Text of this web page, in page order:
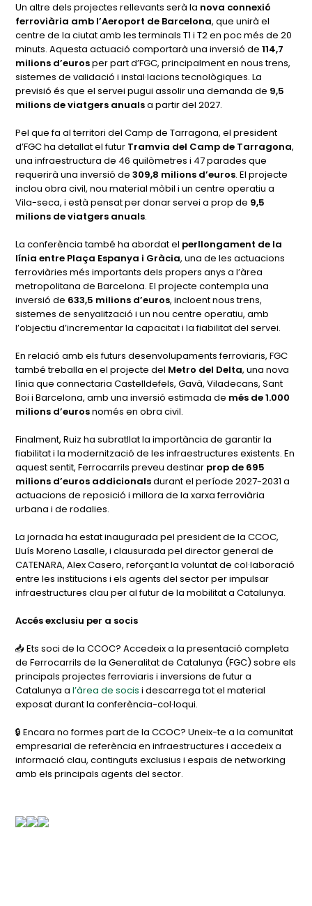
Un altre dels projectes rellevants serà la nova connexió
ferroviària amb l’Aeroport de Barcelona, que unirà el
centre de la ciutat amb les terminals T1 i T2 en poc més de 20
minuts. Aquesta actuació comportarà una inversió de114,7
milions d’eurosper part d’FGC, principalment en nous trens,
sistemes de validació i instal·lacions tecnològiques. La
previsió és que el servei pugui assolir una demanda de 9,5
milions de viatgers anualsa partir del 2027.
Pel que fa al territori del Camp de Tarragona, el president
d’FGC ha detallat el futur Tramvia del Camp de Tarragona,
una infraestructura de 46 quilòmetres i 47 parades que
requerirà una inversió de309,8 milions d’euros. El projecte
inclou obra civil, nou material mòbil i un centre operatiu a
Vila-seca, i està pensat per donar servei a prop de 9,5
milions de viatgers anuals.
La conferència també ha abordat el perllongament de la
línia entre Plaça Espanya i Gràcia, una de les actuacions
ferroviàries més importants dels propers anys a l’àrea
metropolitana de Barcelona. El projecte contempla una
inversió de 633,5 milions d’euros, incloent nous trens,
sistemes de senyalització i un nou centre operatiu, amb
l’objectiu d’incrementar la capacitat i la fiabilitat del servei.
En relació amb els futurs desenvolupaments ferroviaris, FGC
també treballa en el projecte del Metro del Delta, una nova
línia que connectaria Castelldefels, Gavà, Viladecans, Sant
Boi i Barcelona, amb una inversió estimada de més de 1.000
milions d’eurosnomés en obra civil.
Finalment, Ruiz ha subratllat la importància de garantir la
fiabilitat i la modernització de les infraestructures existents. En
aquest sentit, Ferrocarrils preveu destinar prop de 695
milions d’euros addicionalsdurant el període 2027-2031 a
actuacions de reposició i millora de la xarxa ferroviària
urbana i de rodalies.
La jornada ha estat inaugurada pel president de la CCOC,
Lluís Moreno Lasalle, i clausurada pel director general de
CATENARA, Alex Casero, reforçant la voluntat de col·laboració
entre les institucions i els agents del sector per impulsar
infraestructures clau per al futur de la mobilitat a Catalunya.
Accés exclusiu per a socis
📥 Ets soci de la CCOC? Accedeix a la presentació completa
de Ferrocarrils de la Generalitat de Catalunya (FGC) sobre els
principals projectes ferroviaris i inversions de futur a
Catalunya al’àrea de socis i descarrega tot el material
exposat durant la conferència-col·loqui.
🔒 Encara no formes part de la CCOC? Uneix-te a la comunitat
empresarial de referència en infraestructures i accedeix a
informació clau, continguts exclusius i espais de networking
amb els principals agents del sector.